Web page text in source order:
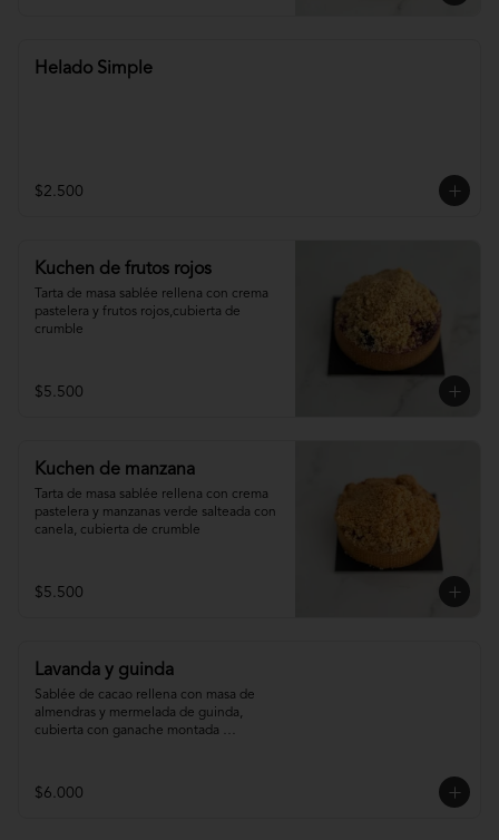
Helado Simple
$2.500
Kuchen de frutos rojos
Tarta de masa sablée rellena con crema
pastelera y frutos rojos,cubierta de
crumble
$5.500
Kuchen de manzana
Tarta de masa sablée rellena con crema
pastelera y manzanas verde salteada con
canela, cubierta de crumble
$5.500
Lavanda y guinda
Sablée de cacao rellena con masa de
almendras y mermelada de guinda,
cubierta con ganache montada
$6.000